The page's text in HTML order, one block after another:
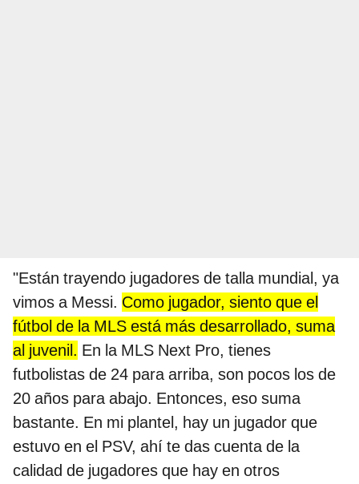
"Están trayendo jugadores de talla mundial, ya
vimos a Messi. Como jugador, siento que el
fútbol de la MLS está más desarrollado, suma
al juvenil. En la MLS Next Pro, tienes
futbolistas de 24 para arriba, son pocos los de
20 años para abajo. Entonces, eso suma
bastante. En mi plantel, hay un jugador que
estuvo en el PSV, ahí te das cuenta de la
calidad de jugadores que hay en otros